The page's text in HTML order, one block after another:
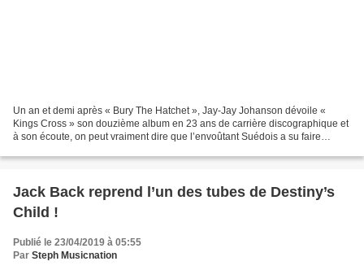
Un an et demi après « Bury The Hatchet », Jay-Jay Johanson dévoile «
Kings Cross » son douzième album en 23 ans de carrière discographique et
à son écoute, on peut vraiment dire que l’envoûtant Suédois a su faire
Jack Back reprend l’un des tubes de Destiny’s
Child !
Publié le 23/04/2019 à 05:55
Par Steph Musicnation